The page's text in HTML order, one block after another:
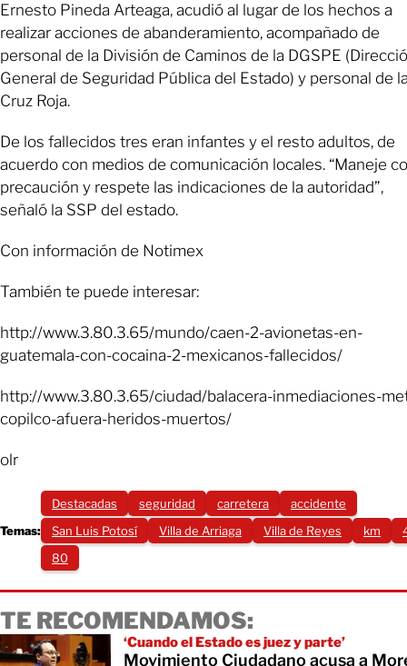
Ernesto Pineda Arteaga, acudió al lugar de los hechos a
realizar acciones de abanderamiento, acompañado de
personal de la División de Caminos de la DGSPE
General de Seguridad Pública del Estado) y personal de
Cruz Roja.
De los fallecidos tres eran infantes y el resto adultos, de
acuerdo con medios de comunicación locales. “Maneje
precaución y respete las indicaciones de la autoridad”,
señaló la SSP del estado.
Con información de Notimex
También te puede interesar:
http://www.3.80.3.65/mundo/caen-2-avionetas-en-
guatemala-con-cocaina-2-mexicanos-fallecidos/
http://www.3.80.3.65/ciudad/balacera-inmediaciones-
copilco-afuera-heridos-muertos/
olr
Temas:
Destacadas seguridad carretera
accidente
San Luis Potosí
Villa de Arriaga Villa de Reyes km
80
TE RECOMENDAMOS:
‘Cuando el Estado es juez y parte’
Movimiento Ciudadano acusa a